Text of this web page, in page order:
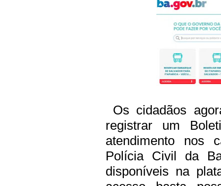
Os cidadãos
registrar um
atendimento nos
Polícia Civil da
disponíveis na